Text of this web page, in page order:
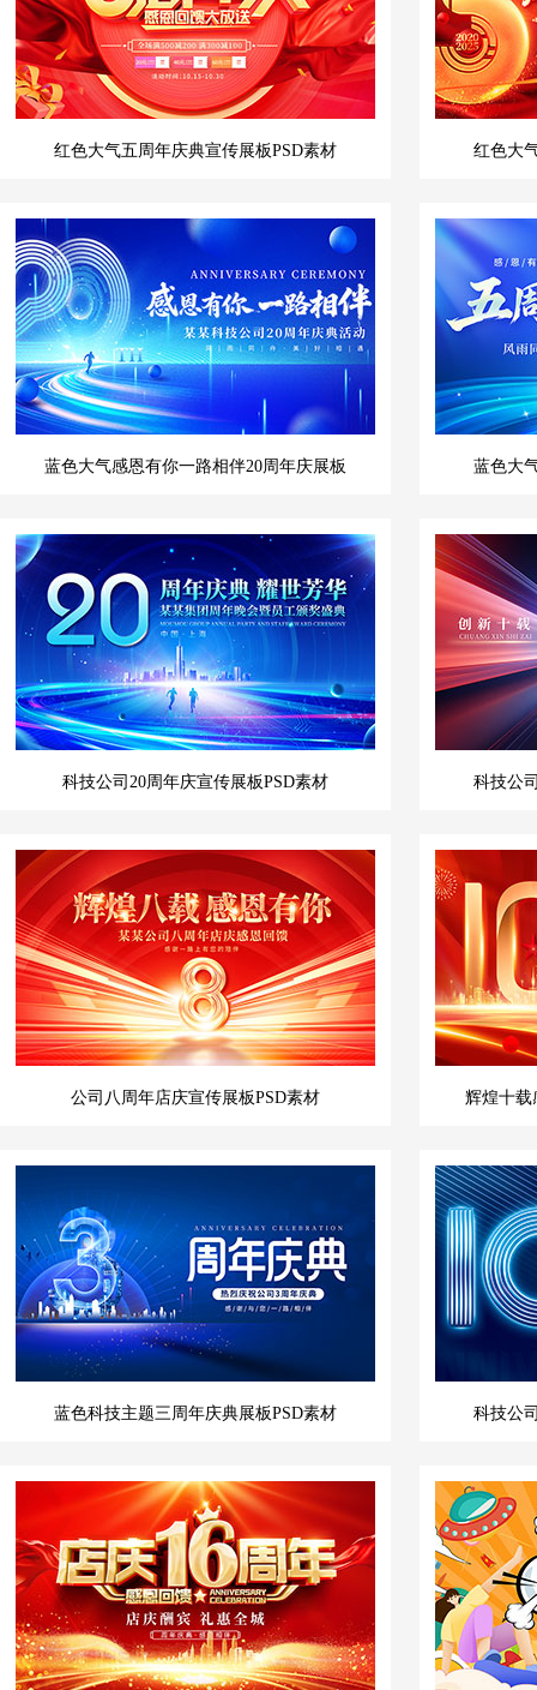
红色大气五周年庆典宣传展板PSD素材 红色大
蓝色大气感恩有你一路相伴20周年庆展板 蓝色大
科技公司20周年庆宣传展板PSD素材 科技公
公司八周年店庆宣传展板PSD素材 辉煌十载
蓝色科技主题三周年庆典展板PSD素材 科技公